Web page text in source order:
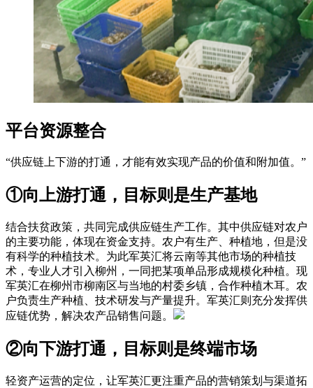
平台资源整合
“供应链上下游的打通，才能有效实现产品的价值和附加值。”
①向上游打通，目标则是生产基地
结合扶贫政策，共同完成供应链生产工作。其中供应链对农户
的主要功能，体现在资金支持。农户有生产、种植地，但是没
有科学的种植技术。为此军英汇将云南等其他市场的种植技
术，专业人才引入柳州，一同把某项单品形成规模化种植。现
军英汇在柳州市柳南区与当地的村委乡镇，合作种植木耳。农
户负责生产种植、技术研发与产量提升。军英汇则充分发挥供
应链优势，解决农产品销售问题。
②向下游打通，目标则是终端市场
轻资产运营的定位，让军英汇更注重产品的营销策划与渠道拓